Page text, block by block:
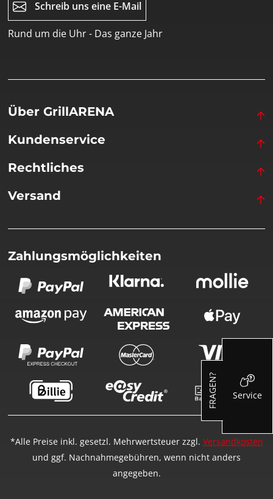
Schreib uns eine E-Mail
Rund um die Uhr - Das ganze Jahr
Über GrillARENA
Kundenservice
Rechtliches
Versand
Zahlungsmöglichkeiten
*Alle Preise inkl. gesetzl. Mehrwertsteuer zzgl. Versandkosten
und ggf. Nachnahmegebühren, wenn nicht anders
angegeben.
FRAGEN? Service